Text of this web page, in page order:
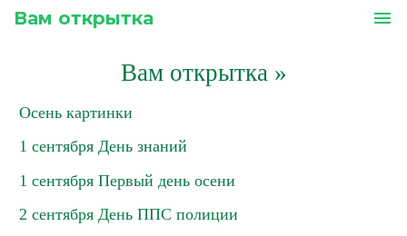
Вам открытка menu
Вам открытка»
Осень картинки
1 сентября День знаний
1 сентября Первый день осени
2 сентября День ППС полиции